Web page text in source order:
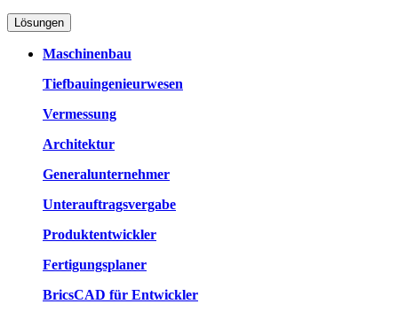
Lösungen
Maschinenbau
Tiefbauingenieurwesen
Vermessung
Architektur
Generalunternehmer
Unterauftragsvergabe
Produktentwickler
Fertigungsplaner
BricsCAD für Entwickler